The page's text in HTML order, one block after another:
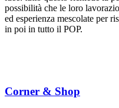
possibilità che le loro
ed esperienza mescolate per
in poi in tutto il POP.
Corner & Shop